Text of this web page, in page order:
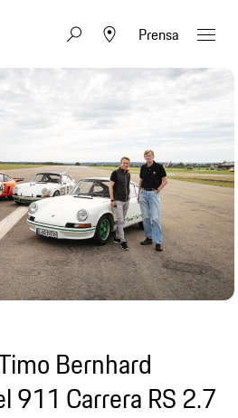
Prensa
Bernhard
911 Carrera RS 2.7